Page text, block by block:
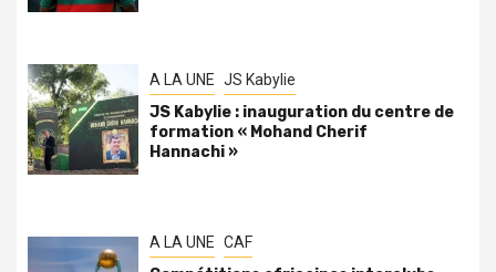
A LA UNE JS Kabylie
JS Kabylie : inauguration du centre de
formation « Mohand Cherif
Hannachi »
A LA UNE CAF